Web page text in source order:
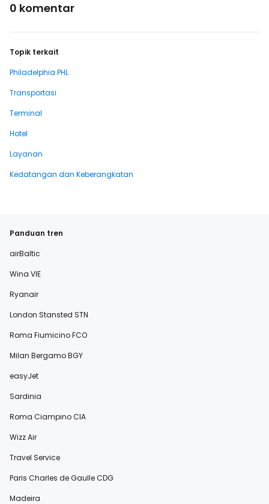
0 komentar
Topik terkait
Philadelphia PHL
Transportasi
Terminal
Hotel
Layanan
Kedatangan dan Keberangkatan
Panduan tren
airBaltic
Wina VIE
Ryanair
London Stansted STN
Roma Fiumicino FCO
Milan Bergamo BGY
easyJet
Sardinia
Roma Ciampino CIA
Wizz Air
Travel Service
Paris Charles de Gaulle CDG
Madeira